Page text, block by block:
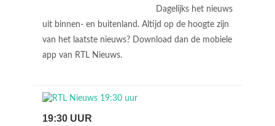
Dagelijks het nieuws
uit binnen- en buitenland. Altijd op de hoogte zijn
van het laatste nieuws? Download dan de mobiele
app van RTL Nieuws.
19:30 UUR